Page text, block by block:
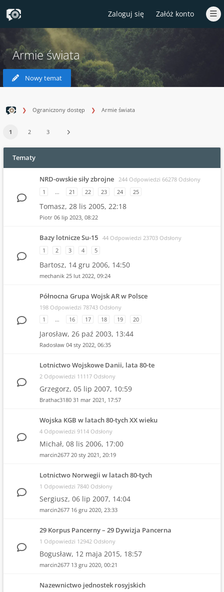
Zaloguj się Załóż konto
Armie świata
Nowy temat
Ograniczony dostęp Armie świata
1 2 3
Tematy
NRD-owskie siły zbrojne 244 Odpowiedzi 66278 Odsłony
1
… 21 22 23 24 25
Tomasz, 28 lis 2005, 22:18
Piotr 06 lip 2023, 08:22
Bazy lotnicze Su-15 44 Odpowiedzi 23703 Odsłony
1
2 3 4 5
Bartosz, 14 gru 2006, 14:50
mechanik 25 lut 2022, 09:24
Północna Grupa Wojsk AR w Polsce
198 Odpowiedzi 78743 Odsłony
1
… 16 17 18 19 20
Jarosław, 26 paź 2003, 13:44
Radosław 04 sty 2022, 06:35
Lotnictwo Wojskowe Danii, lata 80-te
2 Odpowiedzi 11117 Odsłony
Grzegorz, 05 lip 2007, 10:59
Brathac3180 31 mar 2021, 17:57
Wojska KGB w latach 80-tych XX wieku
4 Odpowiedzi 9114 Odsłony
Michał, 08 lis 2006, 17:00
marcin2677 20 sty 2021, 20:19
Lotnictwo Norwegii w latach 80-tych
1 Odpowiedzi 7840 Odsłony
Sergiusz, 06 lip 2007, 14:04
marcin2677 16 gru 2020, 23:33
29 Korpus Pancerny – 29 Dywizja Pancerna
1 Odpowiedzi 12942 Odsłony
Bogusław, 12 maja 2015, 18:57
marcin2677 13 gru 2020, 00:21
Nazewnictwo jednostek rosyjskich